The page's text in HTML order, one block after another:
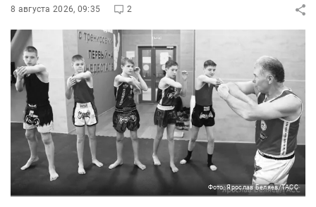
8 августа 2026, 09:35 2
Фото: Ярослав Беляев/ТАСС